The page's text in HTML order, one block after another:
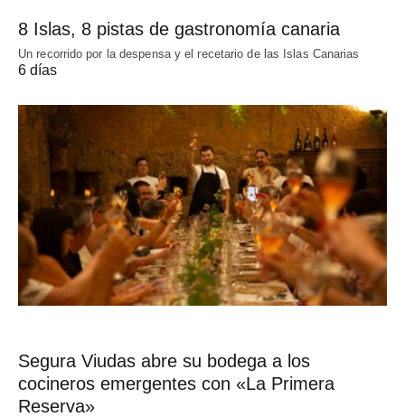
8 Islas, 8 pistas de gastronomía canaria
Un recorrido por la despensa y el recetario de las Islas Canarias
6 días
Segura Viudas abre su bodega a los
cocineros emergentes con «La Primera
Reserva»